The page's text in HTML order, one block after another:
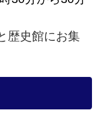
歴史館にお集